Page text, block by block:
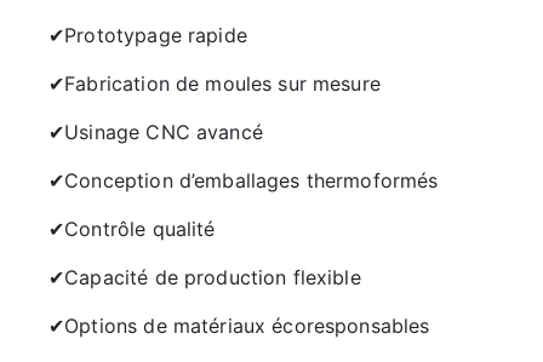
✔Prototypage rapide
✔Fabrication de moules sur mesure
✔Usinage CNC avancé
✔Conception d’emballages thermoformés
✔Contrôle qualité
✔Capacité de production flexible
✔Options de matériaux écoresponsables